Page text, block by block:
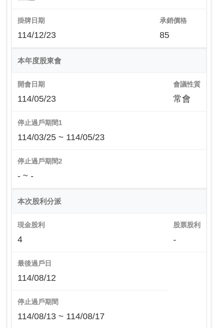
掛牌日期
114/12/23
承銷價格
85
本年度股東會
開會日期
114/05/23
會議性質
常會
停止過戶期間1
114/03/25 ~ 114/05/23
停止過戶期間2
- ~ -
本次股利分派
現金股利
4
股票股利
-
最後過戶日
114/08/12
停止過戶期間
114/08/13 ~ 114/08/17